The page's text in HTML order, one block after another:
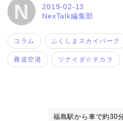
N
2019-02-13
NexTalk編集部
コラム ふくしまスカイパーク
農道空港 ツナイダ☆チカラ
福島駅から車で約30